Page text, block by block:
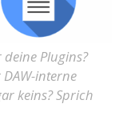
Plugins?
interne
keins? Sprich